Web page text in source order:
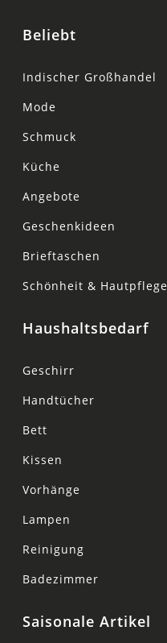
Beliebt
Indischer Großhandel
Mode
Schmuck
Küche
Angebote
Geschenkideen
Brieftaschen
Schönheit & Hautpflege
Haushaltsbedarf
Geschirr
Handtücher
Bett
Kissen
Vorhänge
Lampen
Reinigung
Badezimmer
Saisonale Artikel